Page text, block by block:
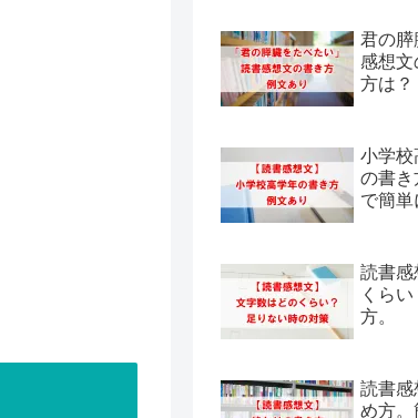
君の
感想
方は？
小学
の書
で簡
読書
くら
方。
読書
め方